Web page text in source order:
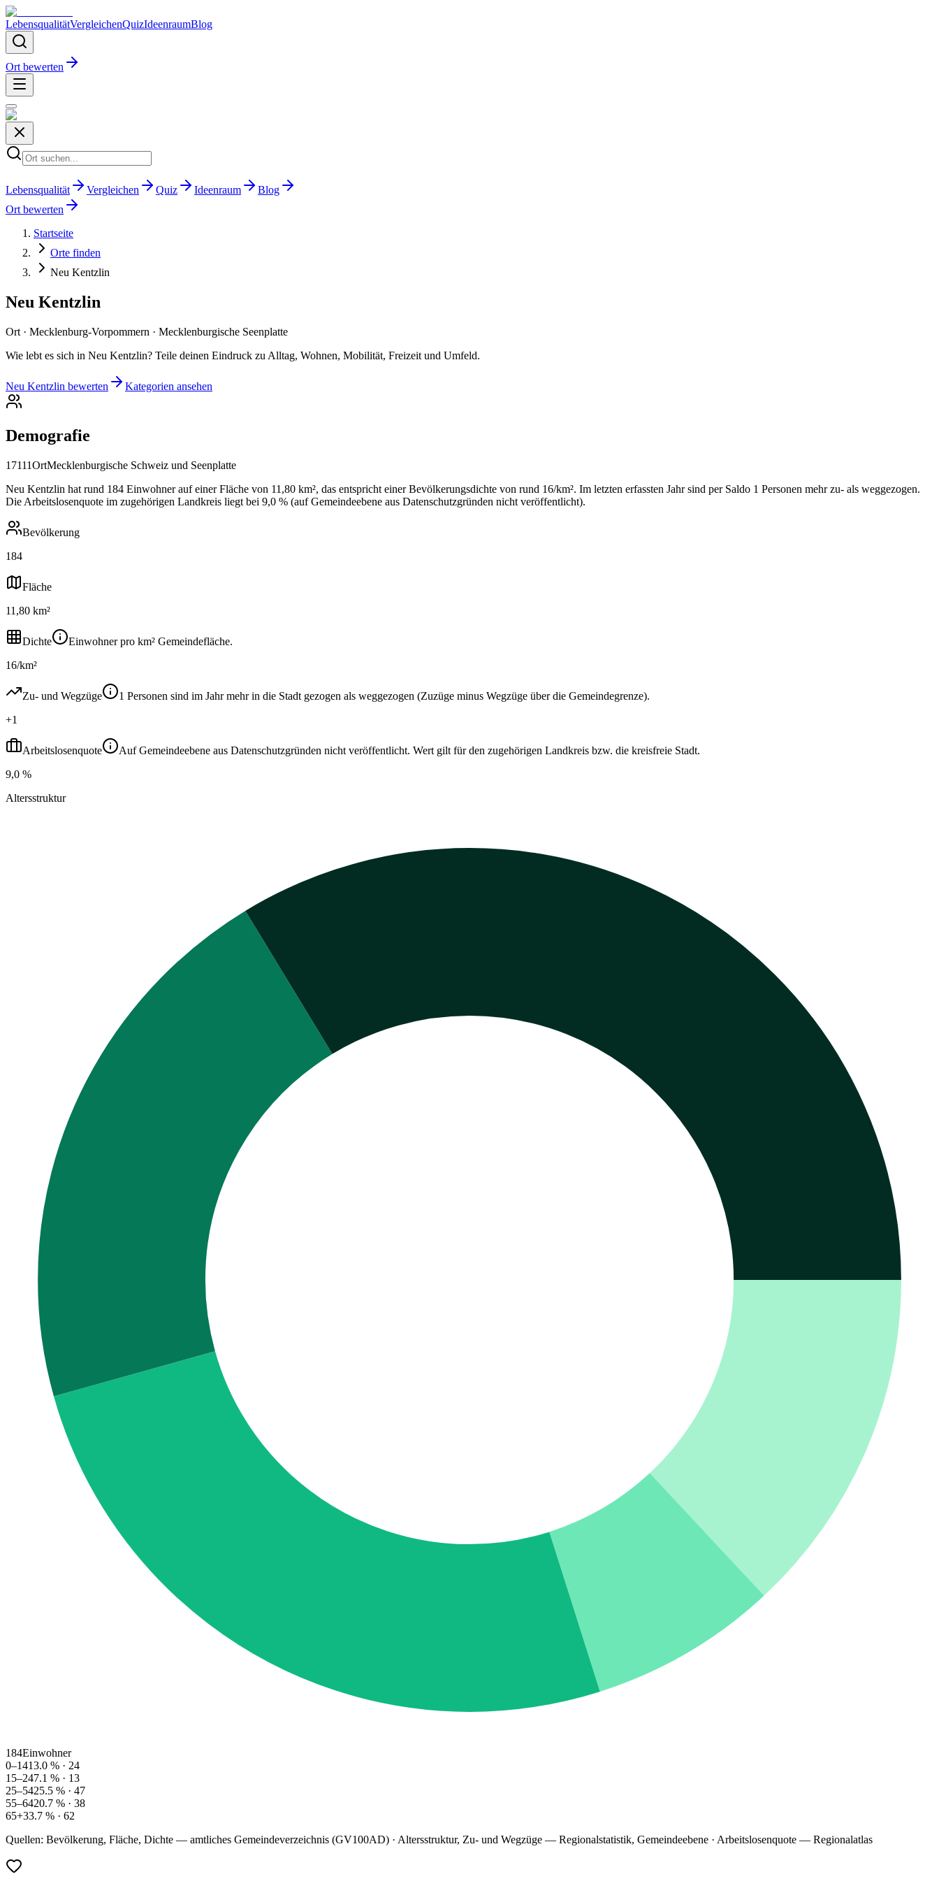
LebensqualitätVergleichenQuizIdeenraumBlog
Ort bewerten
Lebensqualität Vergleichen Quiz Ideenraum
Blog
Ort bewerten
Startseite
Orte finden
Neu Kentzlin
Neu Kentzlin
Ort · Mecklenburg-Vorpommern · Mecklenburgische Seenplatte
Wie lebt es sich in Neu Kentzlin? Teile deinen Eindruck zu Alltag, Wohnen, Mobilität, Freizeit und Umfeld.
Neu Kentzlin bewerten Kategorien ansehen
Demografie
17111OrtMecklenburgische Schweiz und Seenplatte
Neu Kentzlin hat rund 184 Einwohner auf einer Fläche von 11,80 km², das entspricht einer Bevölkerungsdichte von rund 16/km². Im letzten erfassten Jahr sind per Saldo 1 Personen mehr zu- als weggezogen.
Die Arbeitslosenquote im zugehörigen Landkreis liegt bei 9,0 % (auf Gemeindeebene aus Datenschutzgründen nicht veröffentlicht).
Bevölkerung
184
Fläche
11,80 km²
Dichte
Einwohner pro km² Gemeindefläche.
16/km²
Zu- und Wegzüge
1 Personen sind im Jahr mehr in die Stadt gezogen als weggezogen (Zuzüge minus Wegzüge über die Gemeindegrenze).
+1
Arbeitslosenquote
Auf Gemeindeebene aus Datenschutzgründen nicht veröffentlicht. Wert gilt für den zugehörigen Landkreis bzw. die kreisfreie Stadt.
9,0 %
Altersstruktur
184Einwohner
0–1413.0 % · 24
15–247.1 % · 13
25–5425.5 % · 47
55–6420.7 % · 38
65+33.7 % · 62
Quellen: Bevölkerung, Fläche, Dichte — amtliches Gemeindeverzeichnis (GV100AD) · Altersstruktur, Zu- und Wegzüge — Regionalstatistik, Gemeindeebene · Arbeitslosenquote — Regionalatlas